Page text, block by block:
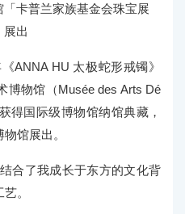
卡普兰家族基金会珠宝展
展出
ANNA HU 太极蛇形戒镯》
博物馆（Musée des Arts Dé
得国际级博物馆纳馆典藏，
馆展出。
合了我成长于东方的文化背
。